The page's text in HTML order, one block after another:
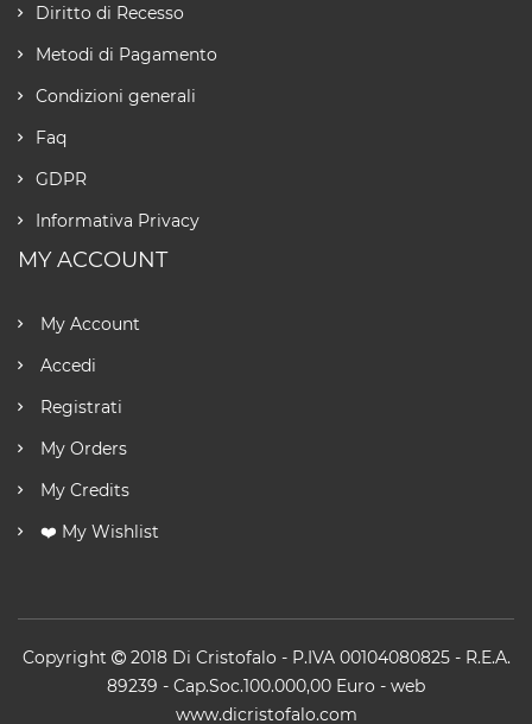
Diritto di Recesso
Metodi di Pagamento
Condizioni generali
Faq
GDPR
Informativa Privacy
MY ACCOUNT
My Account
Accedi
Registrati
My Orders
My Credits
❤️ My Wishlist
Copyright 2018 Di Cristofalo - P.IVA 00104080825 - R.E.A.
89239 - Cap.Soc.100.000,00 Euro - web
www.dicristofalo.com